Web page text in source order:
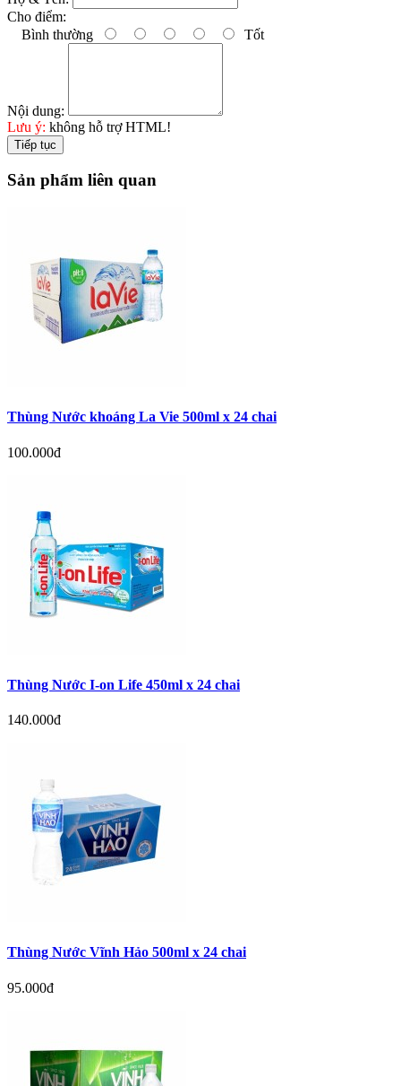
Cho điểm:
Bình thường
Tốt
Nội dung:
Lưu ý: không hỗ trợ HTML!
Tiếp tục
Sản phẩm liên quan
Thùng Nước khoáng La Vie 500ml x 24 chai
100.000đ
Thùng Nước I-on Life 450ml x 24 chai
140.000đ
Thùng Nước Vĩnh Hảo 500ml x 24 chai
95.000đ